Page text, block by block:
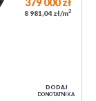
8 981,04 zł/m2
DODAJ
DO NOTATNIKA